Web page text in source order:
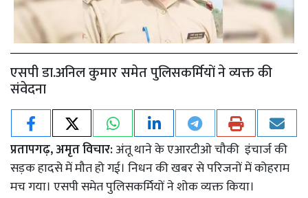
एसपी डा.अनिल कुमार समेत पुलिसकर्मियों ने व्यक्त की
संवेदना
प्रतापगढ़, अमृत विचार:अंतू थाने के एआरटीओ चौकी इंचार्ज की
सड़क हादसे में मौत हो गई। निधन की खबर से परिजनों में कोहराम
मच गया। एसपी समेत पुलिसकर्मियों ने शोक व्यक्त किया।